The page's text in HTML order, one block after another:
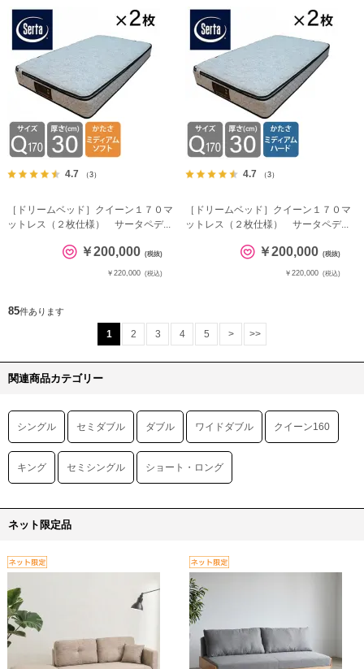
4.7 （3）
［ドリームベッド］クイーン１７０マ
ットレス（２枚仕様） サータペデ...
￥200,000 (税抜)
￥220,000 (税込)
4.7 （3）
［ドリームベッド］クイーン１７０マ
ットレス（２枚仕様） サータペデ...
￥200,000 (税抜)
￥220,000 (税込)
85件あります
1 2 3 4 5 > >>
関連商品カテゴリー
シングル セミダブル ダブル ワイドダブル クイーン160
キング セミシングル ショート・ロング
ネット限定品